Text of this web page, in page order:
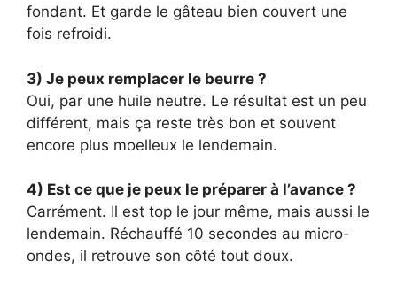
fondant. Et garde le gâteau bien couvert une
fois refroidi.
3) Je peux remplacer le beurre ?
Oui, par une huile neutre. Le résultat est un peu
différent, mais ça reste très bon et souvent
encore plus moelleux le lendemain.
4) Est ce que je peux le préparer à l’avance ?
Carrément. Il est top le jour même, mais aussi le
lendemain. Réchauffé 10 secondes au micro-
ondes, il retrouve son côté tout doux.